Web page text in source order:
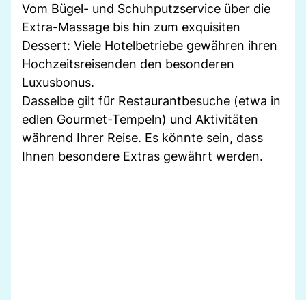
Vom Bügel- und Schuhputzservice über die
Extra-Massage bis hin zum exquisiten
Dessert: Viele Hotelbetriebe gewähren ihren
Hochzeitsreisenden den besonderen
Luxusbonus.
Dasselbe gilt für Restaurantbesuche (etwa in
edlen Gourmet-Tempeln) und Aktivitäten
während Ihrer Reise. Es könnte sein, dass
Ihnen besondere Extras gewährt werden.